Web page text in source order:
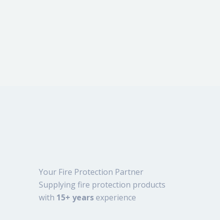
Your Fire Protection Partner
Supplying fire protection products
with 15+ yearsexperience